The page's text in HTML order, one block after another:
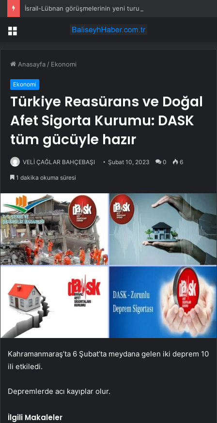
İsrail-Lübnan görüşmelerinin yeni turu Roma’da yapılacak
Menü
Anasayfa / Ekonomi
Ekonomi
Türkiye Reasürans ve Doğal
Afet Sigorta Kurumu: DASK
tüm gücüyle hazır
VELİ ÇAĞLAR BAHÇEBAŞI Şubat 10, 2023 0 6
1 dakika okuma süresi
Kahramanmaraş’ta 6 Şubat’ta meydana gelen iki deprem 10
ili etkiledi.
Depremlerde acı kayıplar olur.
İlgili Makaleler